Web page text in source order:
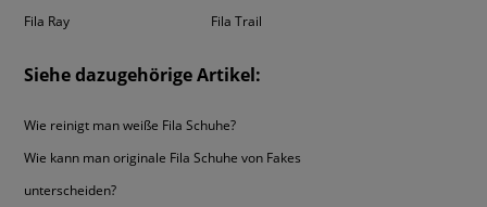
unangewendeter Verbesserungen in Form von originellen Formen,
Sizeer Angebot Hunderte von Herren Sneakers und High-Top Kicks
unser Angebot und wähle noch heute ein Paar, welches schon bald deine
Fila Ray
Fila Trail
Siehe dazugehörige Artikel:
Wie reinigt man weiße Fila Schuhe?
Wie kann man originale Fila Schuhe von Fakes
unterscheiden?